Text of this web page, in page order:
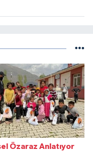
Özaraz Anlatıyor